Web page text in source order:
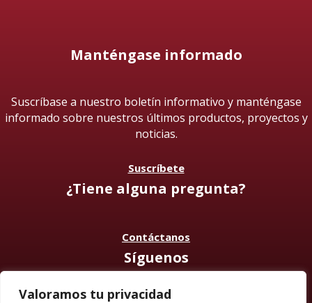
Valoramos tu privacidad
Manténgase informado
Suscríbase a nuestro boletín informativo y manténgase
informado sobre nuestros últimos productos, proyectos y
noticias.
Suscríbete
¿Tiene alguna pregunta?
Contáctanos
Síguenos